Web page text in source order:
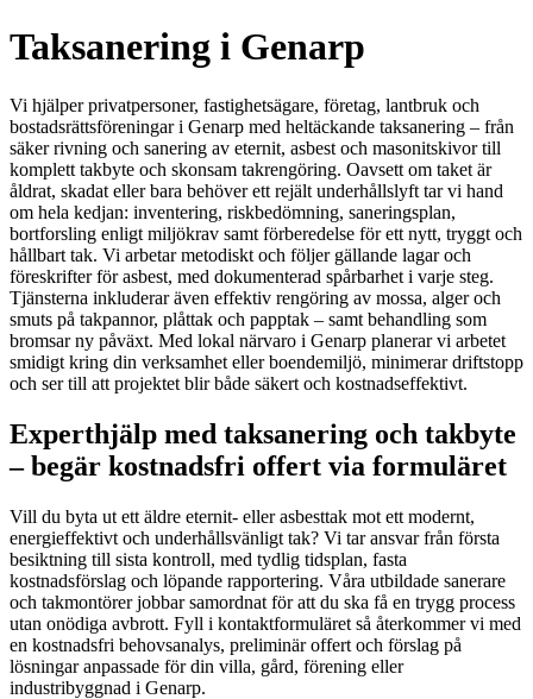
Taksanering i Genarp
Vi hjälper privatpersoner, fastighetsägare, företag, lantbruk och
bostadsrättsföreningar i Genarp med heltäckande taksanering – från
säker rivning och sanering av eternit, asbest och masonitskivor till
komplett takbyte och skonsam takrengöring. Oavsett om taket är
åldrat, skadat eller bara behöver ett rejält underhållslyft tar vi hand
om hela kedjan: inventering, riskbedömning, saneringsplan,
bortforsling enligt miljökrav samt förberedelse för ett nytt, tryggt och
hållbart tak. Vi arbetar metodiskt och följer gällande lagar och
föreskrifter för asbest, med dokumenterad spårbarhet i varje steg.
Tjänsterna inkluderar även effektiv rengöring av mossa, alger och
smuts på takpannor, plåttak och papptak – samt behandling som
bromsar ny påväxt. Med lokal närvaro i Genarp planerar vi arbetet
smidigt kring din verksamhet eller boendemiljö, minimerar driftstopp
och ser till att projektet blir både säkert och kostnadseffektivt.
Experthjälp med taksanering och takbyte
– begär kostnadsfri offert via formuläret
Vill du byta ut ett äldre eternit- eller asbesttak mot ett modernt,
energieffektivt och underhållsvänligt tak? Vi tar ansvar från första
besiktning till sista kontroll, med tydlig tidsplan, fasta
kostnadsförslag och löpande rapportering. Våra utbildade sanerare
och takmontörer jobbar samordnat för att du ska få en trygg process
utan onödiga avbrott. Fyll i kontaktformuläret så återkommer vi med
en kostnadsfri behovsanalys, preliminär offert och förslag på
lösningar anpassade för din villa, gård, förening eller
industribyggnad i Genarp.